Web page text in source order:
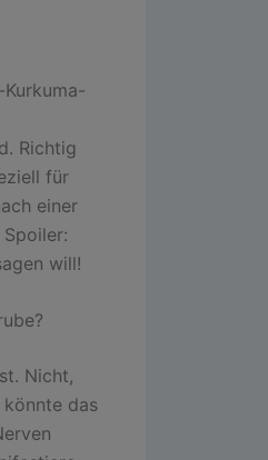
Richtig
für
einer
will!
Nicht,
das